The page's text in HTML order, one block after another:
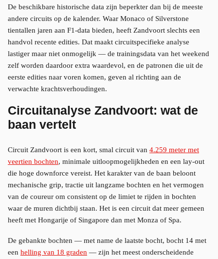
De beschikbare historische data zijn beperkter dan bij de meeste
andere circuits op de kalender. Waar Monaco of Silverstone
tientallen jaren aan F1-data bieden, heeft Zandvoort slechts een
handvol recente edities. Dat maakt circuitspecifieke analyse
lastiger maar niet onmogelijk — de trainingsdata van het weekend
zelf worden daardoor extra waardevol, en de patronen die uit de
eerste edities naar voren komen, geven al richting aan de
verwachte krachtsverhoudingen.
Circuitanalyse Zandvoort: wat de
baan vertelt
Circuit Zandvoort is een kort, smal circuit van 4.259 meter met
veertien bochten, minimale uitloopmogelijkheden en een lay-out
die hoge downforce vereist. Het karakter van de baan beloont
mechanische grip, tractie uit langzame bochten en het vermogen
van de coureur om consistent op de limiet te rijden in bochten
waar de muren dichtbij staan. Het is een circuit dat meer gemeen
heeft met Hongarije of Singapore dan met Monza of Spa.
De gebankte bochten — met name de laatste bocht, bocht 14 met
een helling van 18 graden — zijn het meest onderscheidende